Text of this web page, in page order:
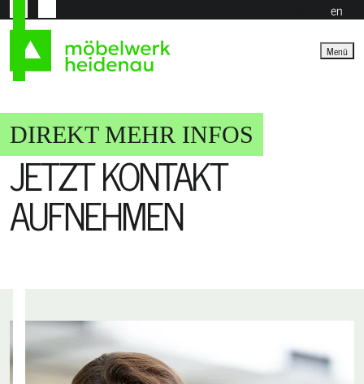
en
Menü
DIREKT MEHR INFOS
JETZT KONTAKT
AUFNEHMEN